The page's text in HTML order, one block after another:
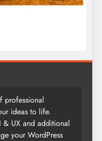
professional
ideas to life.
& UX and additional
your WordPress